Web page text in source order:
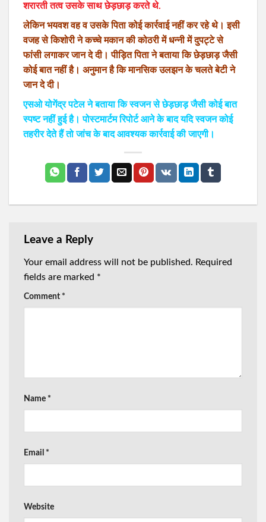
शरारती तत्व उसके साथ छेड़छाड़ करते थे.
लेकिन भयवश वह व उसके पिता कोई कार्रवाई नहीं कर रहे थे। इसी
वजह से किशोरी ने कच्चे मकान की कोठरी में धन्नी में दुपट्टे से
फांसी लगाकर जान दे दी। पीड़ित पिता ने बताया कि छेड़छाड़ जैसी
कोई बात नहीं है। अनुमान है कि मानसिक उलझन के चलते बेटी ने
जान दे दी।
एसओ योगेंद्र पटेल ने बताया कि स्वजन से छेड़छाड़ जैसी कोई बात
स्पष्ट नहीं हुई है। पोस्टमार्टम रिपोर्ट आने के बाद यदि स्वजन कोई
तहरीर देते हैं तो जांच के बाद आवश्यक कार्रवाई की जाएगी।
Leave a Reply
Your email address will not be published. Required
fields are marked *
Comment *
Name *
Email *
Website